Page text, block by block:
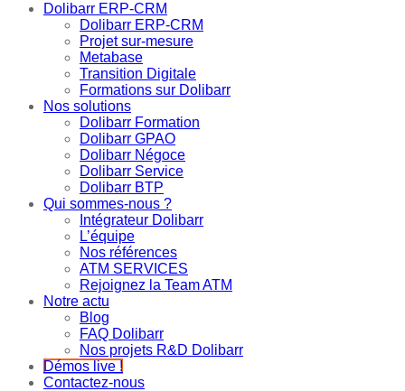
Dolibarr ERP-CRM
Dolibarr ERP-CRM
Projet sur-mesure
Metabase
Transition Digitale
Formations sur Dolibarr
Nos solutions
Dolibarr Formation
Dolibarr GPAO
Dolibarr Négoce
Dolibarr Service
Dolibarr BTP
Qui sommes-nous ?
Intégrateur Dolibarr
L’équipe
Nos références
ATM SERVICES
Rejoignez la Team ATM
Notre actu
Blog
FAQ Dolibarr
Nos projets R&D Dolibarr
Démos live !
Contactez-nous